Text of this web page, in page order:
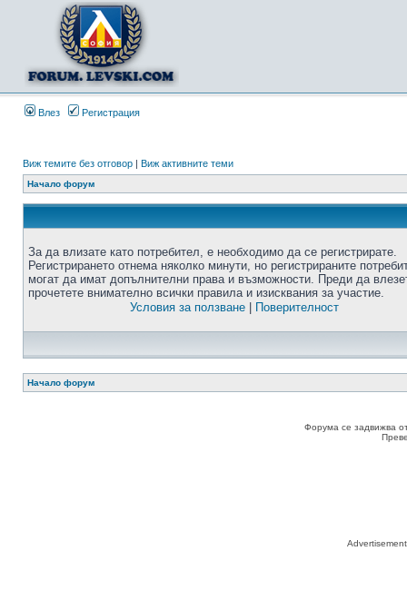
Влез Регистрация
Виж темите без отговор | Виж активните теми
Начало форум
За да влизате като потребител, е необходимо да се регистрирате.
Регистрирането отнема няколко минути, но регистрираните
могат да имат допълнителни права и възможности. Преди да
прочетете внимателно всички правила и изисквания за участие.
Условия за ползване| Поверителност
Начало форум
Форума се задвижва